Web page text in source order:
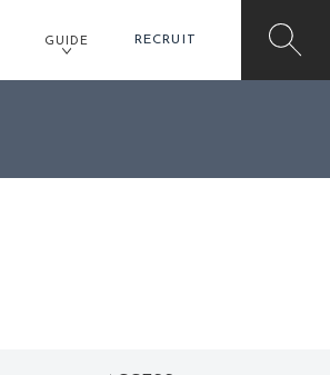
GUIDE RECRUIT